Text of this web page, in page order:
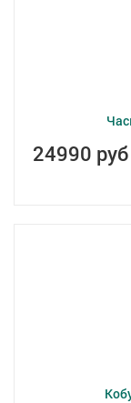
24990 руб